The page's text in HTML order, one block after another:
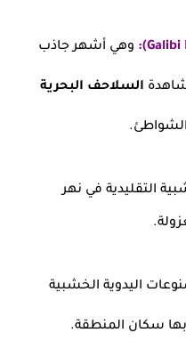
وهي أشهر جاذب
السلاحف البحرية
التقليدية في نهر
اليدوية الخشبية
بها سكان المنطقة.